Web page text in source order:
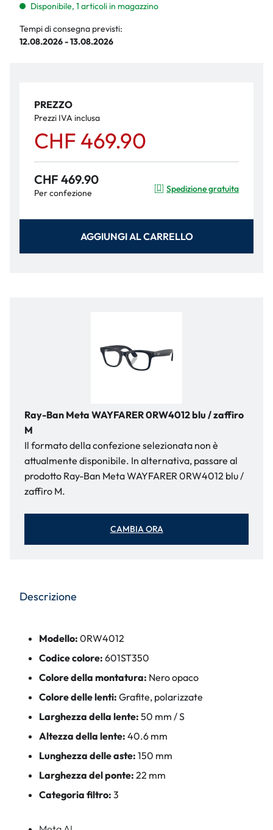
Disponibile, 1 articoli in magazzino
Tempi di consegna previsti:
12.08.2026 - 13.08.2026
PREZZO
Prezzi IVA inclusa
CHF 469.90
CHF 469.90
Per confezione Spedizione gratuita
AGGIUNGI AL CARRELLO
Ray-Ban Meta WAYFARER 0RW4012 blu / zaffiro
M
Il formato della confezione selezionata non è
attualmente disponibile. In alternativa, passare al
prodotto Ray-Ban Meta WAYFARER 0RW4012 blu /
zaffiro M.
CAMBIA ORA
Descrizione
Modello: 0RW4012
Codice colore: 601ST350
Colore della montatura: Nero opaco
Colore delle lenti: Grafite, polarizzate
Larghezza della lente: 50 mm / S
Altezza della lente: 40.6 mm
Lunghezza delle aste: 150 mm
Larghezza del ponte: 22 mm
Categoria filtro: 3